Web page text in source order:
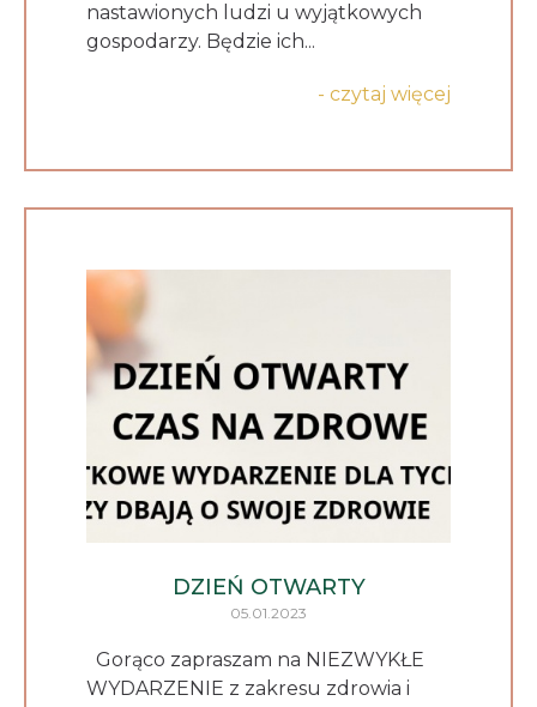
nastawionych ludzi u wyjątkowych
gospodarzy. Będzie ich...
- czytaj więcej
DZIEŃ OTWARTY
05.01.2023
Gorąco zapraszam na NIEZWYKŁE
WYDARZENIE z zakresu zdrowia i